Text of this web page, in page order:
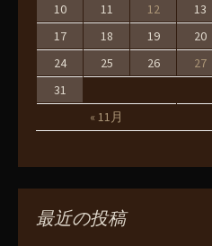
« 11月
10
11 12 13
17
18 19 20
24
25 26 27
31
最近の投稿